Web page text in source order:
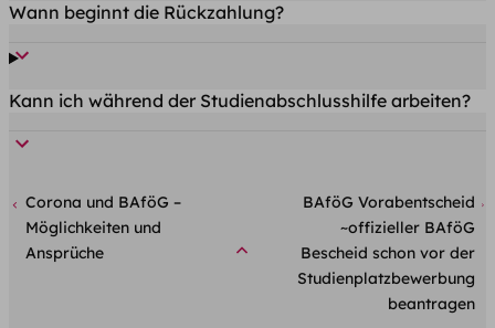
Wann beginnt die Rückzahlung?
Kann ich während der Studienabschlusshilfe arbeiten?
Corona und BAföG –
Möglichkeiten und
Ansprüche
BAföG Vorabentscheid
~offizieller BAföG
Bescheid schon vor der
Studienplatzbewerbung
beantragen